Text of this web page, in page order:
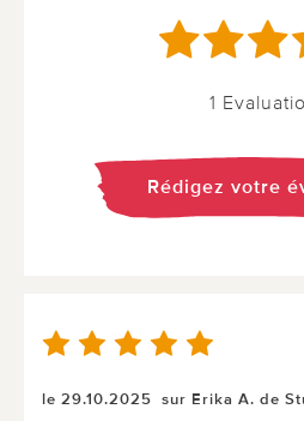
1
Rédigez votre
le 29.10.2025 sur Erika A. de